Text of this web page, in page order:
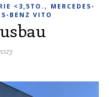
<3,5TO. , MERCEDES-
BENZ VITO